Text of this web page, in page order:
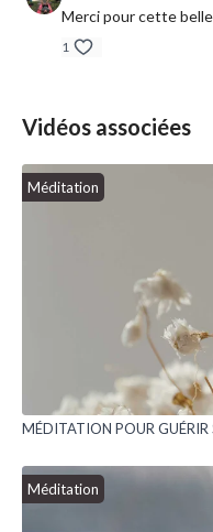
Merci pour cette
1
Vidéos associées
Méditation
MÉDITATION POUR GUÉRIR
Méditation